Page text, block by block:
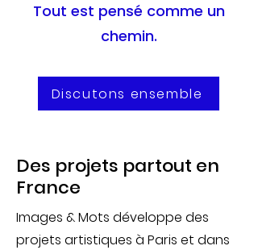
Tout est pensé comme un
chemin.
Discutons ensemble
Des projets partout en
France
Images & Mots développe des
projets artistiques à Paris et dans